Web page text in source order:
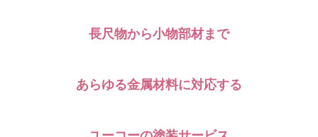
長尺物から小物部材まで
あらゆる金属材料に対応する